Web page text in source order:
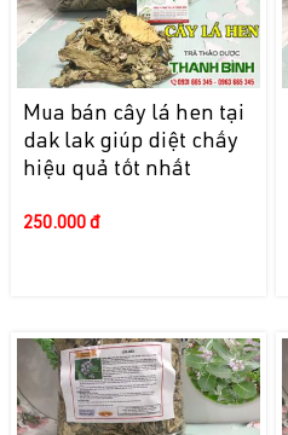
Mua bán cây lá hen tại
dak lak giúp diệt chấy
hiệu quả tốt nhất
250.000 đ